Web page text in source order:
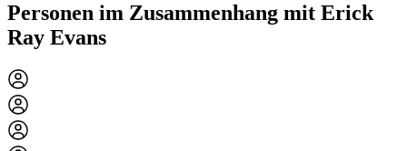
Personen im Zusammenhang mit Erick
Ray Evans